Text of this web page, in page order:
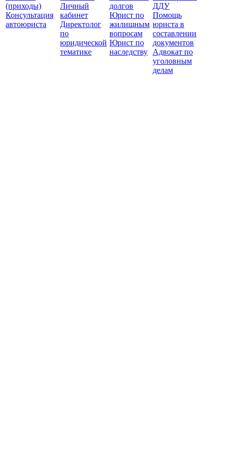
(приходы)
Консультация
автоюриста
Личный
кабинет
Директолог
по
юридической
тематике
долгов
Юрист по
жилищным
вопросам
Юрист по
наследству
ДДУ
Помощь
юриста в
составлении
документов
Адвокат по
уголовным
делам